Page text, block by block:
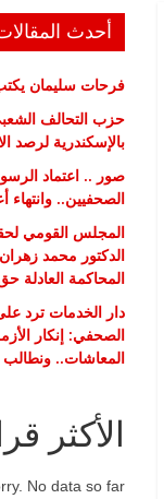
أحدث
فرحات سليمان
حزب التحالف
بالإسكندرية لرصد
صور .. اعتماد
الصحفيين.. وانتهاء
المجلس القومي
الدكتور محمد
المحاكمة العادلة
دار الخدمات ترد
الصحفي: إنكار
المعاشات..
الأكثر
No data so far.